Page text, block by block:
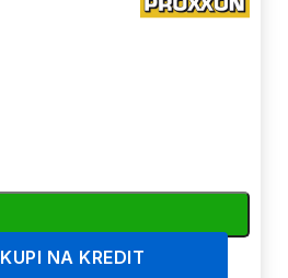
KUPI NA KREDIT